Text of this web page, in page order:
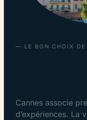
— LE BON CHOIX DE
Cannes associe
d’expériences. La